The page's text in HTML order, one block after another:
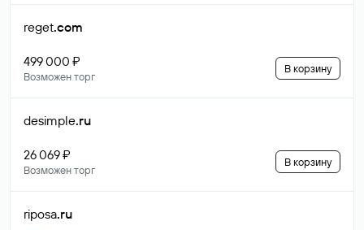
reget.com
499 000 ₽
Возможен торг
В корзину
desimple.ru
26 069 ₽
Возможен торг
В корзину
riposa.ru